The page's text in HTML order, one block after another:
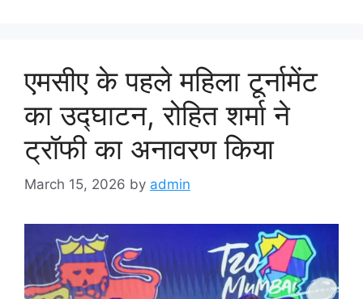
एमसीए के पहले महिला टूर्नामेंट
का उद्घाटन, रोहित शर्मा ने
ट्रॉफी का अनावरण किया
March 15, 2026 by admin